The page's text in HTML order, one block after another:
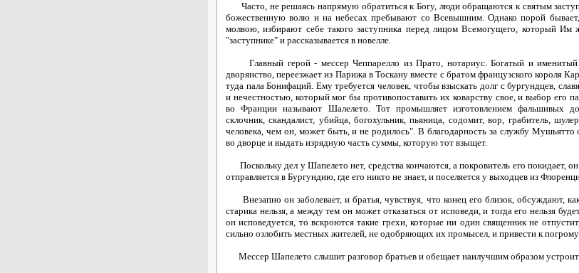
Часто, не решаясь напрямую обратиться к Богу, люди обращаются к святым
божественную волю и на небесах пребывают со Всевышним. Однако порой
молвою, избирают себе такого заступника перед лицом Всемогущего, который
"заступнике" и рассказывается в новелле.
Главный герой - мессер Чеппарелло из Прато, нотариус. Богатый и
дворянство, переезжает из Парижа в Тоскану вместе с братом французского короля
туда пала Бонифаций. Ему требуется человек, чтобы взыскать долг с бургундцев,
и нечестностью, который мог бы противопоставить их коварству свое, и выбор его
во Франции называют Шалелето. Тот промышляет изготовлением фальшивых
склочник, скандалист, убийца, богохульник, пьяница, содомит, вор, грабитель,
человека, чем он, может быть, и не родилось". В благодарность за службу Мушьятто
во дворце и выдать изрядную часть суммы, которую тот взыщет.
Поскольку дел у Шапелето нет, средства кончаются, а покровитель его покидает,
отправляется в Бургундию, где его никто не знает, и поселяется у выходцев из
Внезапно он заболевает, и братья, чувствуя, что конец его близок, обсуждают,
старика нельзя, а между тем он может отказаться от исповеди, и тогда его нельзя
он исповедуется, то вскроются такие грехи, которые ни один священник не
сильно озлобить местных жителей, не одобряющих их промысел, и привести к
Мессер Шапелето слышит разговор братьев и обещает наилучшим образом